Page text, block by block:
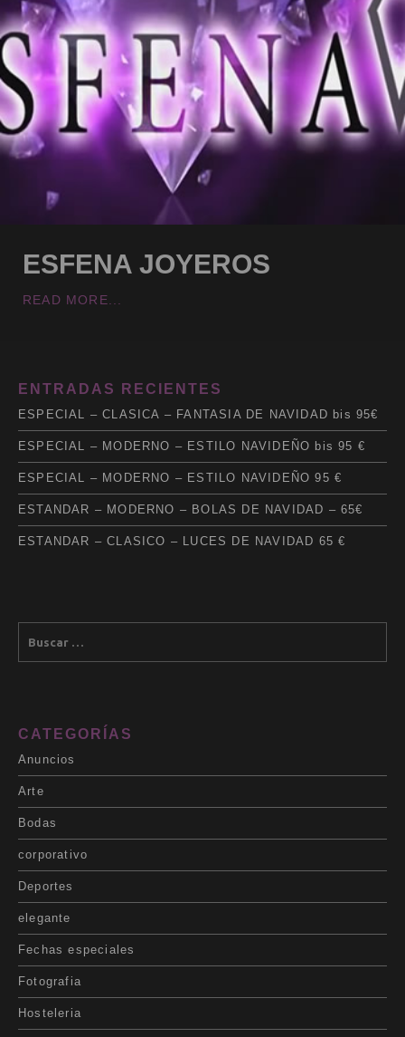
ESFENA JOYEROS
READ MORE...
ENTRADAS RECIENTES
ESPECIAL – CLASICA – FANTASIA DE NAVIDAD bis 95€
ESPECIAL – MODERNO – ESTILO NAVIDEÑO bis 95 €
ESPECIAL – MODERNO – ESTILO NAVIDEÑO 95 €
ESTANDAR – MODERNO – BOLAS DE NAVIDAD – 65€
ESTANDAR – CLASICO – LUCES DE NAVIDAD 65 €
CATEGORÍAS
Anuncios
Arte
Bodas
corporativo
Deportes
elegante
Fechas especiales
Fotografia
Hosteleria